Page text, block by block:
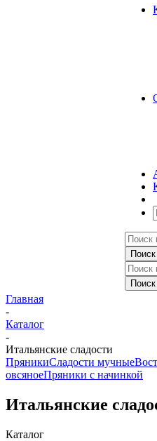
Главная
-
Каталог
-
Итальянские сладости
ПряникиСладости мучные
овсяноеПряники с начинкой
Итальянские
Каталог